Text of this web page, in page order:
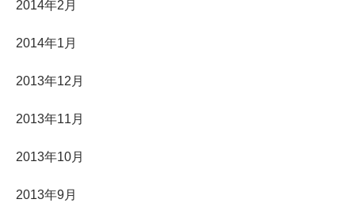
2014年2月
2014年1月
2013年12月
2013年11月
2013年10月
2013年9月